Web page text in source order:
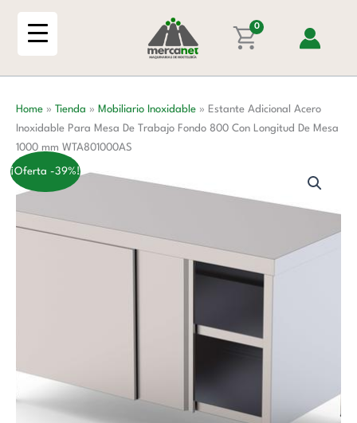
0
Home » Tienda » Mobiliario Inoxidable » Estante Adicional Acero
Inoxidable Para Mesa De Trabajo Fondo 800 Con Longitud De Mesa
1000 mm WTA801000AS
¡Oferta -39%!
Para
Mesa
De
Fondo
800
Con
Longitud
De
1000